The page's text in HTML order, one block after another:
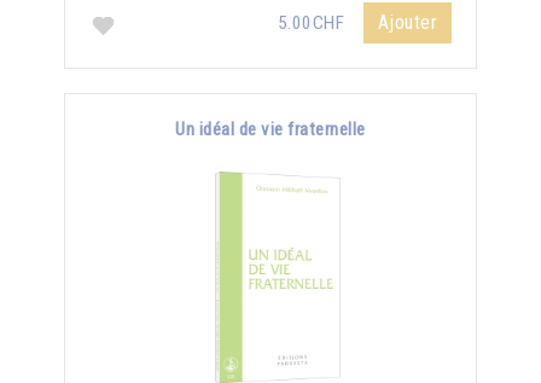
5.00CHF Ajouter
Un idéal de vie fraternelle